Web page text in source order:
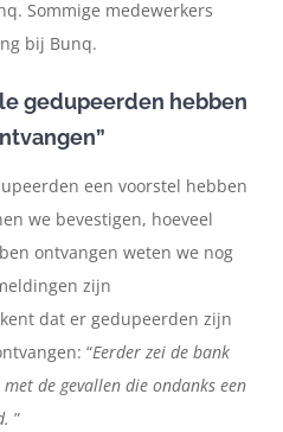
Sommige medewerkers
bij Bunq.
gedupeerden hebben
een voorstel hebben
we bevestigen, hoeveel
ontvangen weten we nog
zijn
dat er gedupeerden zijn
“Eerder zei de bank
de gevallen die ondanks een
”